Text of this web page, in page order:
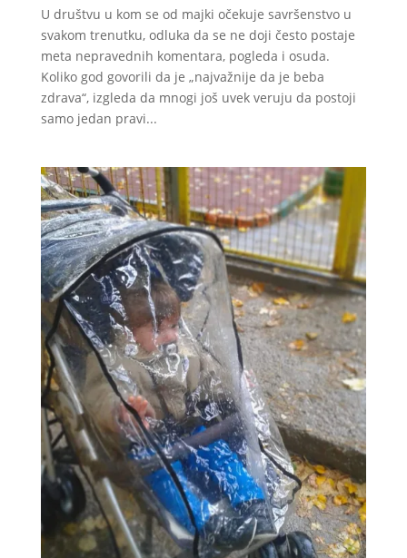
U društvu u kom se od majki očekuje savršenstvo u
svakom trenutku, odluka da se ne doji često postaje
meta nepravednih komentara, pogleda i osuda.
Koliko god govorili da je „najvažnije da je beba
zdrava“, izgleda da mnogi još uvek veruju da postoji
samo jedan pravi...